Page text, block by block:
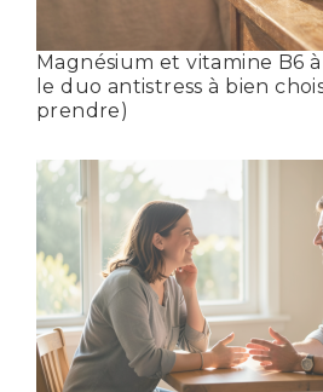
Magnésium et vitamine B6
le duo antistress à bien
prendre)